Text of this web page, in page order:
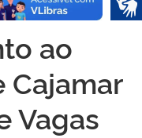
ao
Vagas